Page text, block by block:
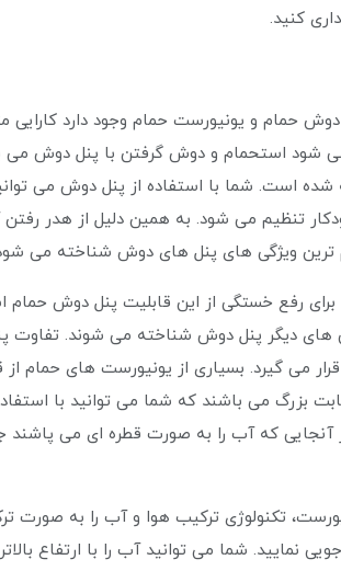
کنید.
حمام و یونیورست حمام وجود دارد کارایی
‌شود استحمام و دوش گرفتن با پنل دوش می
است. شما با استفاده از پنل دوش می
تنظیم می شود. به همین دلیل از هدر
ترین ویژگی‌ های پنل‌ های دوش شناخته می‌
رفع خستگی از این قابلیت پنل دوش حمام
‌های دیگر پنل دوش شناخته می‌ شوند. تفاوت
قرار می‌ گیرد. بسیاری از یونیورست های حمام
بزرگ می باشند که شما می توانید با
آنجایی که آب را به صورت قطره ای می
تکنولوژی ترکیب هوا و آب را به صورت
شما می توانید آب را با ارتفاع